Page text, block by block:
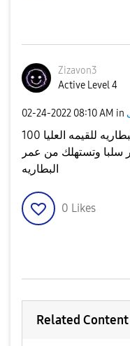
Zizavon3
Active Level 4
‎02-24-2022 08:10 AM in
ولهذا ينصحون عدم شحن البطاريه للقيمه العليا 100
لاتؤثر سلبا وتستهلك من عمر
البطاريه
0 Likes
Related Content